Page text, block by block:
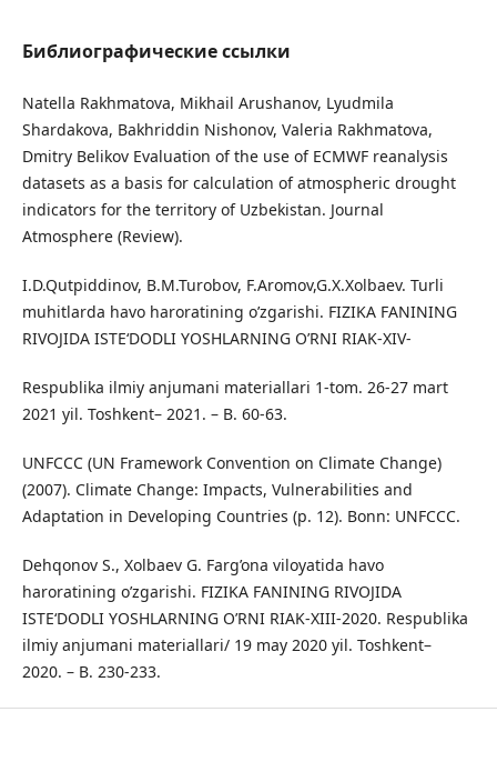
Библиографические ссылки
Natella Rakhmatova, Mikhail Arushanov, Lyudmila
Shardakova, Bakhriddin Nishonov, Valeria Rakhmatova,
Dmitry Belikov Evaluation of the use of ECMWF reanalysis
datasets as a basis for calculation of atmospheric drought
indicators for the territory of Uzbekistan. Journal
Atmosphere (Review).
I.D.Qutpiddinov, B.M.Turobov, F.Aromov,G.X.Xolbaev. Turli
muhitlarda havo haroratining o’zgarishi. FIZIKA FANINING
RIVOJIDA ISTE‘DODLI YOSHLARNING O’RNI RIAK-XIV-
Respublika ilmiy anjumani materiallari 1-tom. 26-27 mart
2021 yil. Toshkent– 2021. – B. 60-63.
UNFCCC (UN Framework Convention on Climate Change)
(2007). Climate Change: Impacts, Vulnerabilities and
Adaptation in Developing Countries (p. 12). Bonn: UNFCCC.
Dehqonov S., Xolbaev G. Farg’ona viloyatida havo
haroratining o’zgarishi. FIZIKA FANINING RIVOJIDA
ISTE‘DODLI YOSHLARNING O’RNI RIAK-XIII-2020. Respublika
ilmiy anjumani materiallari/ 19 may 2020 yil. Toshkent–
2020. – B. 230-233.